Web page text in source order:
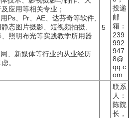
投递
邮
箱：
239
992
947
8@
qq.c
om
应用等相关专业；
Ps、Pr、AE、达芬奇等软件,
态图片摄影、短视频拍摄、
照明布光等实践教学所用器
、新媒体等行业的从业经历
。
5
联系
人：
陈院
长，